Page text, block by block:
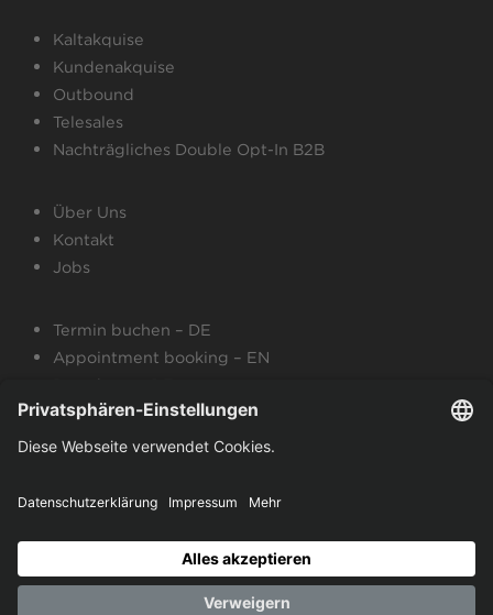
Kaltakquise
Kundenakquise
Outbound
Telesales
Nachträgliches Double Opt-In B2B
Über Uns
Kontakt
Jobs
Termin buchen – DE
Appointment booking – EN
Brochure – EN
Datenschutzerklärung